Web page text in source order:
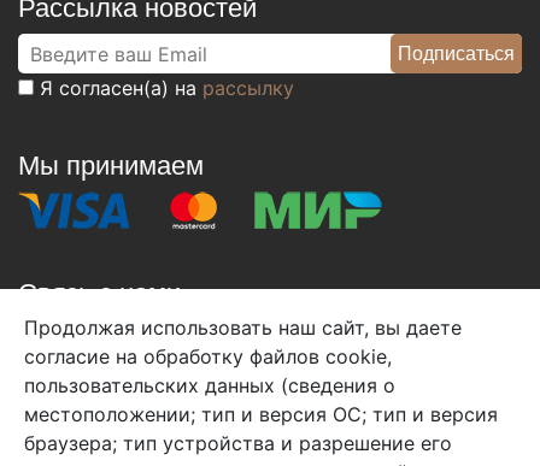
Рассылка новостей
Я согласен(а) на рассылку
Мы принимаем
Связь с нами
+7 (495) 933-38-08
info@arben-textile.ru- оптовые продажи
Продолжая использовать наш сайт, вы даете
согласие на обработку файлов cookie,
пользовательских данных (сведения о
местоположении; тип и версия ОС; тип и версия
браузера; тип устройства и разрешение его